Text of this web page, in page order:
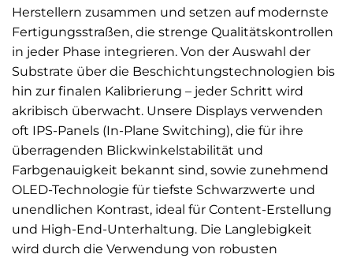
Herstellern zusammen und setzen auf modernste
Fertigungsstraßen, die strenge Qualitätskontrollen
in jeder Phase integrieren. Von der Auswahl der
Substrate über die Beschichtungstechnologien bis
hin zur finalen Kalibrierung – jeder Schritt wird
akribisch überwacht. Unsere Displays verwenden
oft IPS-Panels (In-Plane Switching), die für ihre
überragenden Blickwinkelstabilität und
Farbgenauigkeit bekannt sind, sowie zunehmend
OLED-Technologie für tiefste Schwarzwerte und
unendlichen Kontrast, ideal für Content-Erstellung
und High-End-Unterhaltung. Die Langlebigkeit
wird durch die Verwendung von robusten